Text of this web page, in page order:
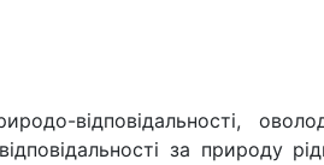
відповідальності,
за природу